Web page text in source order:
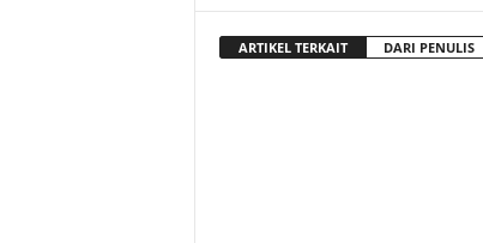
ARTIKEL TERKAIT DARI PENULIS